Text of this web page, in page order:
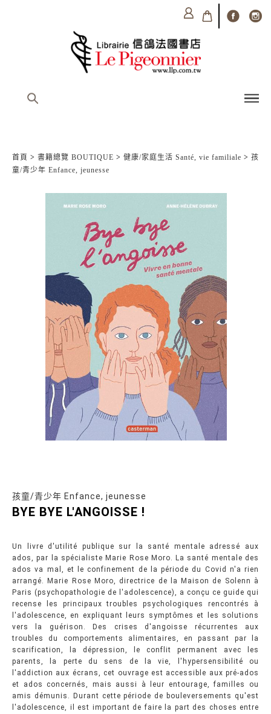
首頁 > 書籍總覽 BOUTIQUE > 健康/家庭生活 Santé, vie familiale > 孩
童/青少年 Enfance, jeunesse
孩童/青少年 Enfance, jeunesse
BYE BYE L'ANGOISSE !
Un livre d'utilité publique sur la santé mentale adressé aux
ados, par la spécialiste Marie Rose Moro. La santé mentale des
ados va mal, et le confinement de la période du Covid n'a rien
arrangé. Marie Rose Moro, directrice de la Maison de Solenn à
Paris (psychopathologie de l'adolescence), a conçu ce guide qui
recense les principaux troubles psychologiques rencontrés à
l'adolescence, en expliquant leurs symptômes et les solutions
vers la guérison. Des crises d'angoisse récurrentes aux
troubles du comportements alimentaires, en passant par la
scarification, la dépression, le conflit permanent avec les
parents, la perte du sens de la vie, l'hypersensibilité ou
l'addiction aux écrans, cet ouvrage est accessible aux pré-ados
et ados concernés, mais aussi à leur entourage, familles ou
amis démunis. Durant cette période de bouleversements qu'est
l'adolescence, il est important de faire la part des choses entre